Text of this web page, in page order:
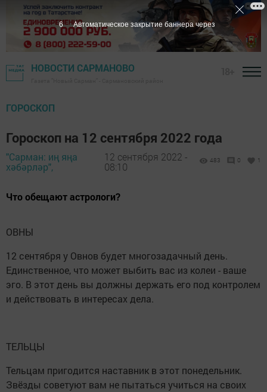
НОВОСТИ САРМАНОВО
ГОРОСКОП
Гороскоп на 12 сентября 2022 года
"Сарман: иң яңа
хәбәрләр",
12 сентября 2022 -
08:10
483 0 1
Что обещают астрологи?
ОВНЫ
12 сентября у Овнов будет многозадачный день.
Единственное, что может выбить вас из колеи - ваше
эго. В этот день вы должны держать его под контролем
и действовать в интересах дела.
ТЕЛЬЦЫ
Тельцам пригодится наставник в этот понедельник.
Звёзды советуют вам не пытаться учиться на своих
5 Автоматическое закрытие баннера через